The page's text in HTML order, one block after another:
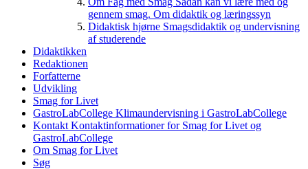
gennem smag. Om didaktik og læringssyn
Didaktisk hjørne Smagsdidaktik og undervisning
af studerende
Didaktikken
Redaktionen
Forfatterne
Udvikling
Smag for Livet
GastroLabCollege Klimaundervisning i GastroLabCollege
Kontakt Kontaktinformationer for Smag for Livet og
GastroLabCollege
Om Smag for Livet
Søg